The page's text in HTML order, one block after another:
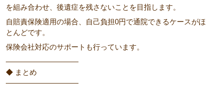
を組み合わせ、後遺症を残さないことを目指します。
自賠責保険適用の場合、自己負担0円で通院できるケースがほ
とんどです。
保険会社対応のサポートも行っています。
――――――――――
◆ まとめ
――――――――――